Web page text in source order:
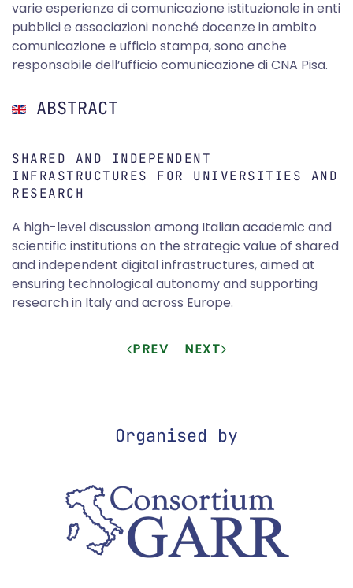
varie esperienze di comunicazione istituzionale in enti
pubblici e associazioni nonché docenze in ambito
comunicazione e ufficio stampa, sono anche
responsabile dell’ufficio comunicazione di CNA Pisa.
ABSTRACT
SHARED AND INDEPENDENT
INFRASTRUCTURES FOR UNIVERSITIES AND
RESEARCH
A high-level discussion among Italian academic and
scientific institutions on the strategic value of shared
and independent digital infrastructures, aimed at
ensuring technological autonomy and supporting
research in Italy and across Europe.
PREV NEXT
Organised by